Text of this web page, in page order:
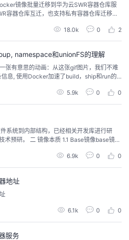
镜像批量迁移到华为云SWR容器仓库服
容器仓库互迁，也支持私有容器仓库迁移到
18.0k 0 2
namespace和unionFS的理解
张有意思的动画：从这张gif图片，我们不难
息, 使用Docker加速了build，ship和run的
PaaS平台的技术公司。不过可惜的是，这家
年倒闭了，因为其...
5.9k 0 0
系统到内部结构，已经相关开发库进行研
术预研。 二 镜像本质 1.1 Base镜像base镜像
常都是各种 Linux 发行版的 Docker 镜像，比
docker ...
6.9k 0 0
地址
6.1k 0 0
服务